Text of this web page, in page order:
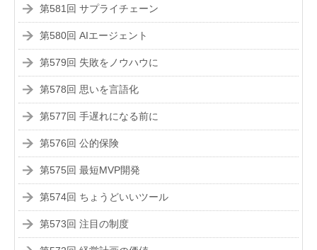
第581回 サプライチェーン
第580回 AIエージェント
第579回 失敗をノウハウに
第578回 思いを言語化
第577回 手遅れになる前に
第576回 公的保険
第575回 最短MVP開発
第574回 ちょうどいいツール
第573回 注目の制度